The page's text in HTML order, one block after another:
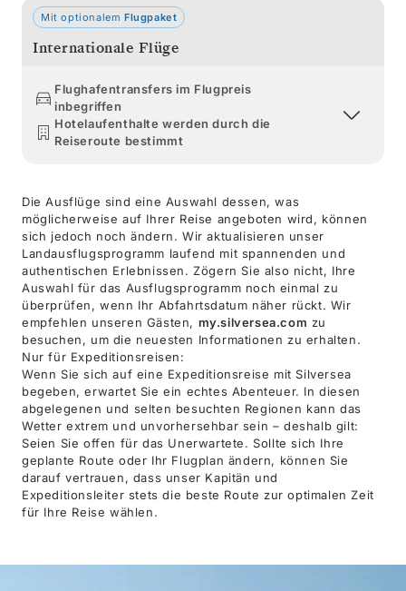
Mit optionalem Flugpaket
Internationale Flüge
Flughafentransfers im Flugpreis
inbegriffen
Hotelaufenthalte werden durch die
Reiseroute bestimmt
Die Ausflüge sind eine Auswahl dessen, was
möglicherweise auf Ihrer Reise angeboten wird, können
sich jedoch noch ändern. Wir aktualisieren unser
Landausflugsprogramm laufend mit spannenden und
authentischen Erlebnissen. Zögern Sie also nicht, Ihre
Auswahl für das Ausflugsprogramm noch einmal zu
überprüfen, wenn Ihr Abfahrtsdatum näher rückt. Wir
empfehlen unseren Gästen, my.silversea.com zu
besuchen, um die neuesten Informationen zu erhalten.
Nur für Expeditionsreisen:
Wenn Sie sich auf eine Expeditionsreise mit Silversea
begeben, erwartet Sie ein echtes Abenteuer. In diesen
abgelegenen und selten besuchten Regionen kann das
Wetter extrem und unvorhersehbar sein – deshalb gilt:
Seien Sie offen für das Unerwartete. Sollte sich Ihre
geplante Route oder Ihr Flugplan ändern, können Sie
darauf vertrauen, dass unser Kapitän und
Expeditionsleiter stets die beste Route zur optimalen Zeit
für Ihre Reise wählen.